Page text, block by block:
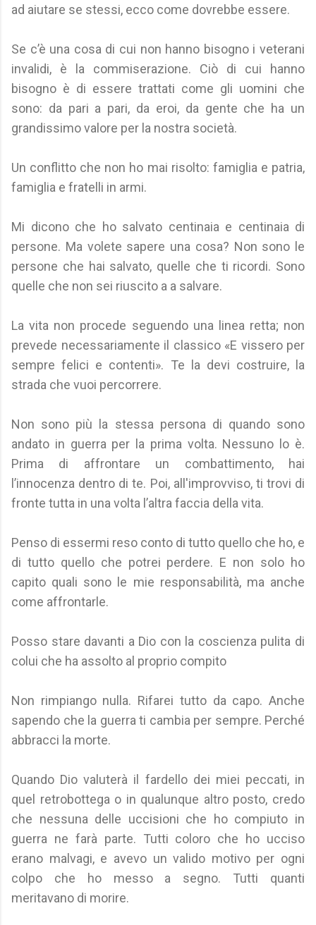
ad aiutare se stessi, ecco come dovrebbe essere.
Se c’è una cosa di cui non hanno bisogno i veterani
invalidi, è la commiserazione. Ciò di cui hanno
bisogno è di essere trattati come gli uomini che
sono: da pari a pari, da eroi, da gente che ha un
grandissimo valore per la nostra società.
Un conflitto che non ho mai risolto: famiglia e patria,
famiglia e fratelli in armi.
Mi dicono che ho salvato centinaia e centinaia di
persone. Ma volete sapere una cosa? Non sono le
persone che hai salvato, quelle che ti ricordi. Sono
quelle che non sei riuscito a a salvare.
La vita non procede seguendo una linea retta; non
prevede necessariamente il classico «E vissero per
sempre felici e contenti». Te la devi costruire, la
strada che vuoi percorrere.
Non sono più la stessa persona di quando sono
andato in guerra per la prima volta. Nessuno lo è.
Prima di affrontare un combattimento, hai
l’innocenza dentro di te. Poi, all'improvviso, ti trovi di
fronte tutta in una volta l’altra faccia della vita.
Penso di essermi reso conto di tutto quello che ho, e
di tutto quello che potrei perdere. E non solo ho
capito quali sono le mie responsabilità, ma anche
come affrontarle.
Posso stare davanti a Dio con la coscienza pulita di
colui che ha assolto al proprio compito
Non rimpiango nulla. Rifarei tutto da capo. Anche
sapendo che la guerra ti cambia per sempre. Perché
abbracci la morte.
Quando Dio valuterà il fardello dei miei peccati, in
quel retrobottega o in qualunque altro posto, credo
che nessuna delle uccisioni che ho compiuto in
guerra ne farà parte. Tutti coloro che ho ucciso
erano malvagi, e avevo un valido motivo per ogni
colpo che ho messo a segno. Tutti quanti
meritavano di morire.